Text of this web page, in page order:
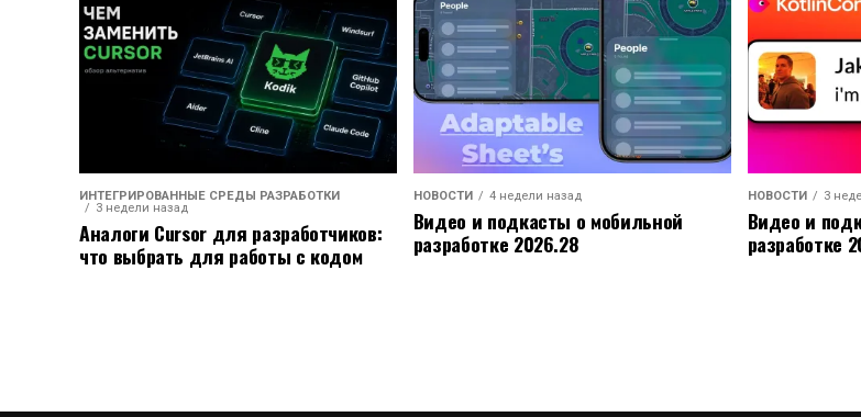
ИНТЕГРИРОВАННЫЕ СРЕДЫ РАЗРАБОТКИ
3 недели назад
Аналоги Cursor для разработчиков:
что выбрать для работы с кодом
НОВОСТИ 4 недели назад
Видео и подкасты о мобильной
разработке 2026.28
НОВОСТИ 3
Видео и
разработке